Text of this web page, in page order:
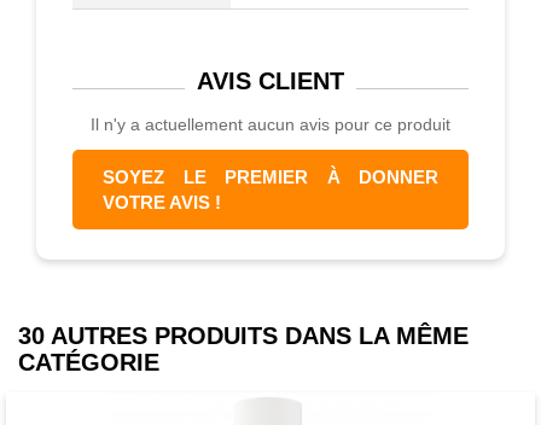
AVIS CLIENT
Il n'y a actuellement aucun avis pour ce produit
SOYEZ LE PREMIER À DONNER
VOTRE AVIS !
30 AUTRES PRODUITS DANS LA MÊME
CATÉGORIE